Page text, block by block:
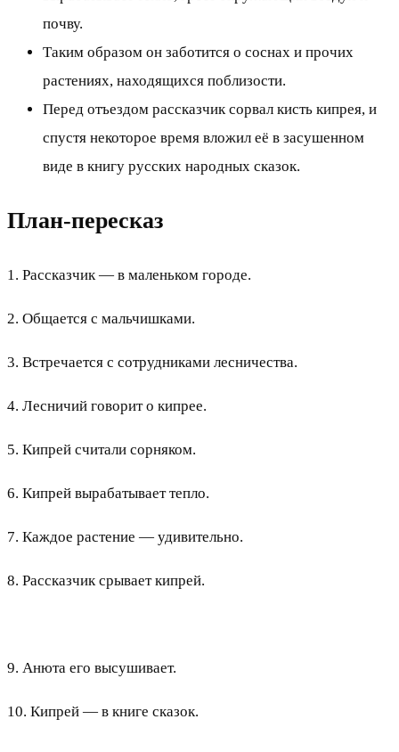
почву.
Таким образом он заботится о соснах и прочих
растениях, находящихся поблизости.
Перед отъездом рассказчик сорвал кисть кипрея, и
спустя некоторое время вложил её в засушенном
виде в книгу русских народных сказок.
План-пересказ
1. Рассказчик — в маленьком городе.
2. Общается с мальчишками.
3. Встречается с сотрудниками лесничества.
4. Лесничий говорит о кипрее.
5. Кипрей считали сорняком.
6. Кипрей вырабатывает тепло.
7. Каждое растение — удивительно.
8. Рассказчик срывает кипрей.
9. Анюта его высушивает.
10. Кипрей — в книге сказок.